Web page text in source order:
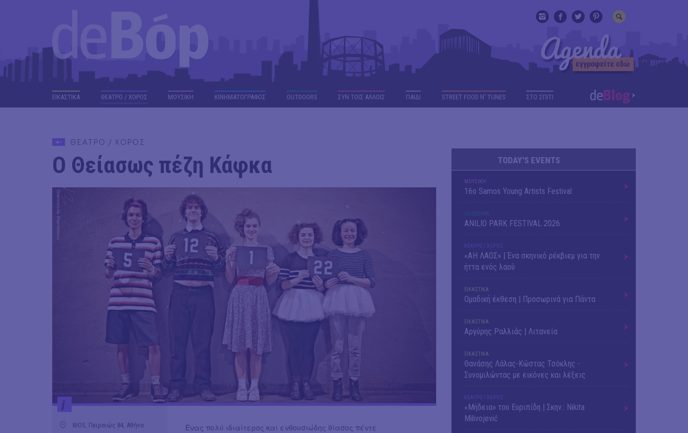
ΕΙΚΑΣΤΙΚΑ ΘΕΑΤΡΟ / ΧΟΡΟΣ ΜΟΥΣΙΚΗ ΚΙΝΗΜΑΤΟΓΡΑΦΟΣ OUTDΟORS ΣΥΝ ΤΟΙΣ ΑΛΛΟΙΣ ΠΑΙΔΙ STREET FOOD N' TUNES ΣΤΟ ΣΠΙΤΙ
ΘΕΑΤΡΟ / ΧΟΡΟΣ
Ο Θείασως πέζη Κάφκα
i
BIOS, Πειραιώς 84, Αθήνα
Ένας πολύ ιδιαίτερος και ενθουσιώδης θίασος πέντε
TODAY'S EVENTS
ΜΟΥΣΙΚΗ
16o Samos Young Artists Festival
OUTDΟORS
ANILIO PARK FESTIVAL 2026
ΘΕΑΤΡΟ / ΧΟΡΟΣ
«ΑΗ ΛΑΟΣ» | Ένα σκηνικό ρέκβιεμ για την
ήττα ενός λαού
ΕΙΚΑΣΤΙΚΑ
Ομαδική έκθεση | Προσωρινά για Πάντα
ΕΙΚΑΣΤΙΚΑ
Αργύρης Ραλλιάς | Λιτανεία
ΕΙΚΑΣΤΙΚΑ
Θανάσης Λάλας-Κώστας Τσόκλης -
Συνομιλώντας με εικόνες και λέξεις
ΘΕΑΤΡΟ / ΧΟΡΟΣ
«Μήδεια» του Ευριπίδη | Σκην.: Nikita
Milivojević